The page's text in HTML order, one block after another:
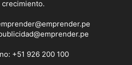
crecimiento.
+51 926 200 100